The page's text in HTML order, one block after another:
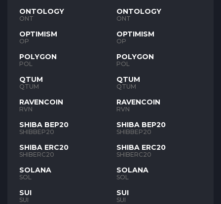
ONTOLOGY
ONT
OPTIMISM
OP
POLYGON
POL
QTUM
QTUM
RAVENCOIN
RVN
SHIBA BEP20
SHIBBEP20
SHIBA ERC20
SHIBERC20
SOLANA
SOL
SUI
SUI
ONTOLOGY
ONT
OPTIMISM
OP
POLYGON
POL
QTUM
QTUM
RAVENCOIN
RVN
SHIBA BEP20
SHIBBEP20
SHIBA ERC20
SHIBERC20
SOLANA
SOL
SUI
SUI